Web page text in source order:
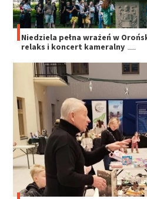
Niedziela pełna wrażeń w
relaks i koncert kameralny